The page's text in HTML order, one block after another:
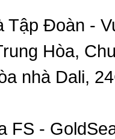
Tập Đoàn -
Hòa,
nhà Dali,
FS -